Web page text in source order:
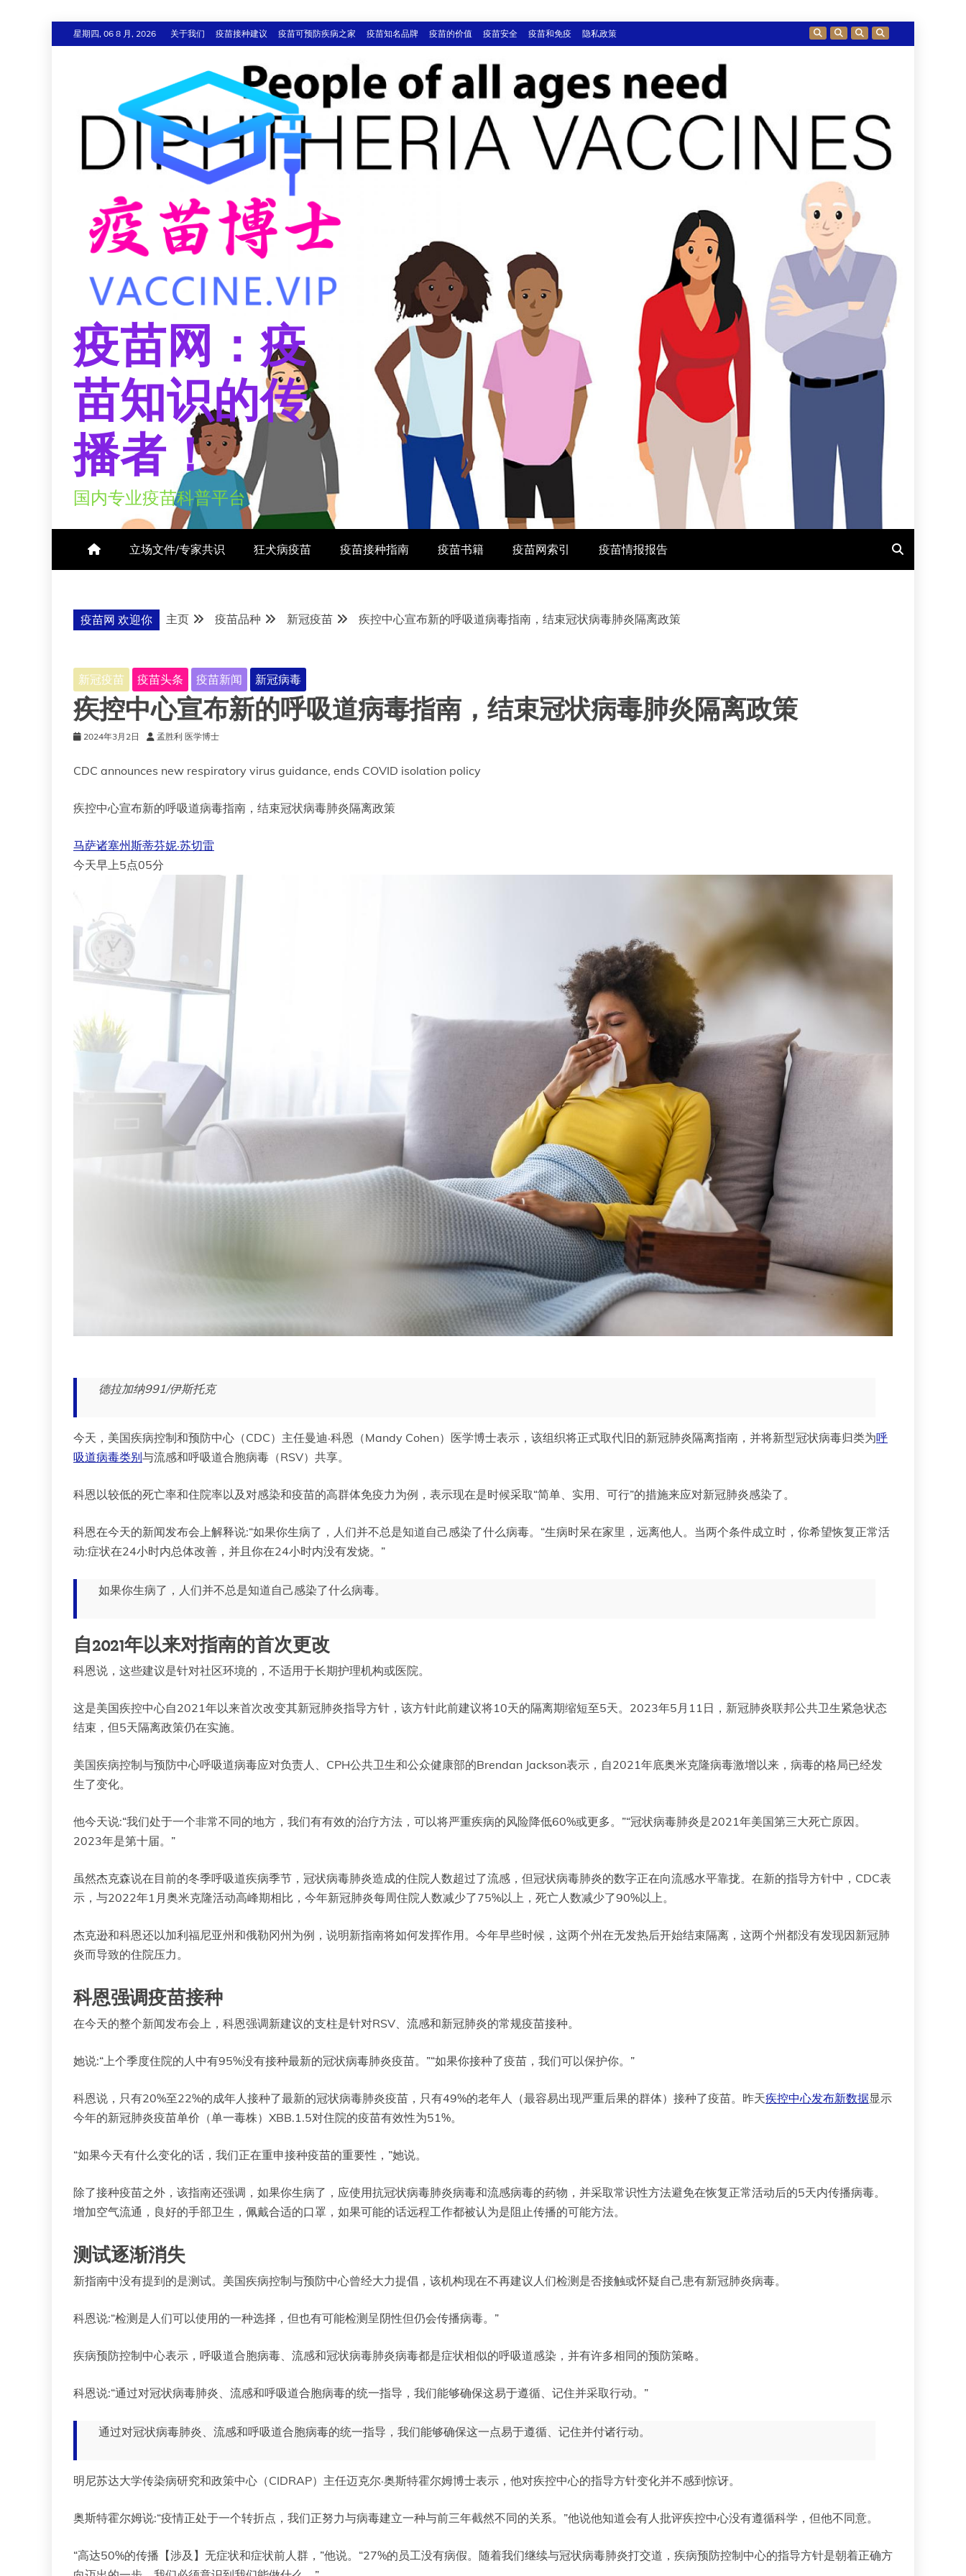
至
星期四, 06 8 月, 2026 关于我们 疫苗接种建议 疫苗可预防疾病之家 疫苗知名品牌 疫苗的价值 疫苗安全 疫苗和免疫 隐私政策
疫苗网：疫
苗知识的传
播者！
国内专业疫苗科普平台
立场文件/专家共识 狂犬病疫苗 疫苗接种指南 疫苗书籍 疫苗网索引 疫苗情报报告
疫苗网 欢迎你 主页 疫苗品种 新冠疫苗 疾控中心宣布新的呼吸道病毒指南，结束冠状病毒肺炎隔离政策
新冠疫苗 疫苗头条 疫苗新闻 新冠病毒
疾控中心宣布新的呼吸道病毒指南，结束冠状病毒肺炎隔离政策
2024年3月2日 孟胜利 医学博士
CDC announces new respiratory virus guidance, ends COVID isolation policy
疾控中心宣布新的呼吸道病毒指南，结束冠状病毒肺炎隔离政策
马萨诸塞州斯蒂芬妮·苏切雷
今天早上5点05分
德拉加纳991/伊斯托克
今天，美国疾病控制和预防中心（CDC）主任曼迪·科恩（Mandy Cohen）医学博士表示，该组织将正式取代旧的新冠肺炎隔离指南，并将新型冠状病毒归类为呼
吸道病毒类别与流感和呼吸道合胞病毒（RSV）共享。
科恩以较低的死亡率和住院率以及对感染和疫苗的高群体免疫力为例，表示现在是时候采取“简单、实用、可行”的措施来应对新冠肺炎感染了。
科恩在今天的新闻发布会上解释说:“如果你生病了，人们并不总是知道自己感染了什么病毒。“生病时呆在家里，远离他人。当两个条件成立时，你希望恢复正常活
动:症状在24小时内总体改善，并且你在24小时内没有发烧。”
如果你生病了，人们并不总是知道自己感染了什么病毒。
自2021年以来对指南的首次更改
科恩说，这些建议是针对社区环境的，不适用于长期护理机构或医院。
这是美国疾控中心自2021年以来首次改变其新冠肺炎指导方针，该方针此前建议将10天的隔离期缩短至5天。2023年5月11日，新冠肺炎联邦公共卫生紧急状态
结束，但5天隔离政策仍在实施。
美国疾病控制与预防中心呼吸道病毒应对负责人、CPH公共卫生和公众健康部的Brendan Jackson表示，自2021年底奥米克隆病毒激增以来，病毒的格局已经发
生了变化。
他今天说:“我们处于一个非常不同的地方，我们有有效的治疗方法，可以将严重疾病的风险降低60%或更多。”“冠状病毒肺炎是2021年美国第三大死亡原因。
2023年是第十届。”
虽然杰克森说在目前的冬季呼吸道疾病季节，冠状病毒肺炎造成的住院人数超过了流感，但冠状病毒肺炎的数字正在向流感水平靠拢。在新的指导方针中，CDC表
示，与2022年1月奥米克隆活动高峰期相比，今年新冠肺炎每周住院人数减少了75%以上，死亡人数减少了90%以上。
杰克逊和科恩还以加利福尼亚州和俄勒冈州为例，说明新指南将如何发挥作用。今年早些时候，这两个州在无发热后开始结束隔离，这两个州都没有发现因新冠肺
炎而导致的住院压力。
科恩强调疫苗接种
在今天的整个新闻发布会上，科恩强调新建议的支柱是针对RSV、流感和新冠肺炎的常规疫苗接种。
她说:“上个季度住院的人中有95%没有接种最新的冠状病毒肺炎疫苗。”“如果你接种了疫苗，我们可以保护你。”
科恩说，只有20%至22%的成年人接种了最新的冠状病毒肺炎疫苗，只有49%的老年人（最容易出现严重后果的群体）接种了疫苗。昨天疾控中心发布新数据显示
今年的新冠肺炎疫苗单价（单一毒株）XBB.1.5对住院的疫苗有效性为51%。
“如果今天有什么变化的话，我们正在重申接种疫苗的重要性，”她说。
除了接种疫苗之外，该指南还强调，如果你生病了，应使用抗冠状病毒肺炎病毒和流感病毒的药物，并采取常识性方法避免在恢复正常活动后的5天内传播病毒。
增加空气流通，良好的手部卫生，佩戴合适的口罩，如果可能的话远程工作都被认为是阻止传播的可能方法。
测试逐渐消失
新指南中没有提到的是测试。美国疾病控制与预防中心曾经大力提倡，该机构现在不再建议人们检测是否接触或怀疑自己患有新冠肺炎病毒。
科恩说:“检测是人们可以使用的一种选择，但也有可能检测呈阴性但仍会传播病毒。”
疾病预防控制中心表示，呼吸道合胞病毒、流感和冠状病毒肺炎病毒都是症状相似的呼吸道感染，并有许多相同的预防策略。
科恩说:“通过对冠状病毒肺炎、流感和呼吸道合胞病毒的统一指导，我们能够确保这易于遵循、记住并采取行动。”
通过对冠状病毒肺炎、流感和呼吸道合胞病毒的统一指导，我们能够确保这一点易于遵循、记住并付诸行动。
明尼苏达大学传染病研究和政策中心（CIDRAP）主任迈克尔·奥斯特霍尔姆博士表示，他对疾控中心的指导方针变化并不感到惊讶。
奥斯特霍尔姆说:“疫情正处于一个转折点，我们正努力与病毒建立一种与前三年截然不同的关系。”他说他知道会有人批评疾控中心没有遵循科学，但他不同意。
“高达50%的传播【涉及】无症状和症状前人群，”他说。“27%的员工没有病假。随着我们继续与冠状病毒肺炎打交道，疾病预防控制中心的指导方针是朝着正确方